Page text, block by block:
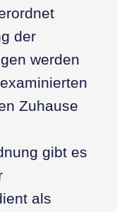
der
werden
Zuhause
gibt es
als